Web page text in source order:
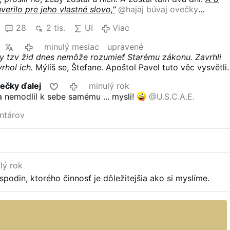
pre jeho vlastné slovo," @hajaj búvaj ovečky
28
2 tis. UI
Viac
minulý mesiac
upravené
tzv žid dnes nemôže rozumieť Starému zákonu. Zavrhli
ich. Mýlíš se, Štefane. Apoštol Pavel tuto věc
z kmene Benjamínova. 2Bůh nezavrhl svůj lid, který
11:1-2
ďalej
minulý rok
nemodlil k sebe samému ... mysli!
@U.S.C.A.E.
rok
ktorého činnosť je dôležitejšia ako si myslíme.